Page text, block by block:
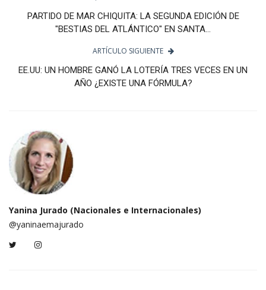
PARTIDO DE MAR CHIQUITA: LA SEGUNDA EDICIÓN DE
"BESTIAS DEL ATLÁNTICO" EN SANTA...
ARTÍCULO SIGUIENTE
EE.UU: UN HOMBRE GANÓ LA LOTERÍA TRES VECES EN UN
AÑO ¿EXISTE UNA FÓRMULA?
Yanina Jurado (Nacionales e Internacionales)
@yaninaemajurado